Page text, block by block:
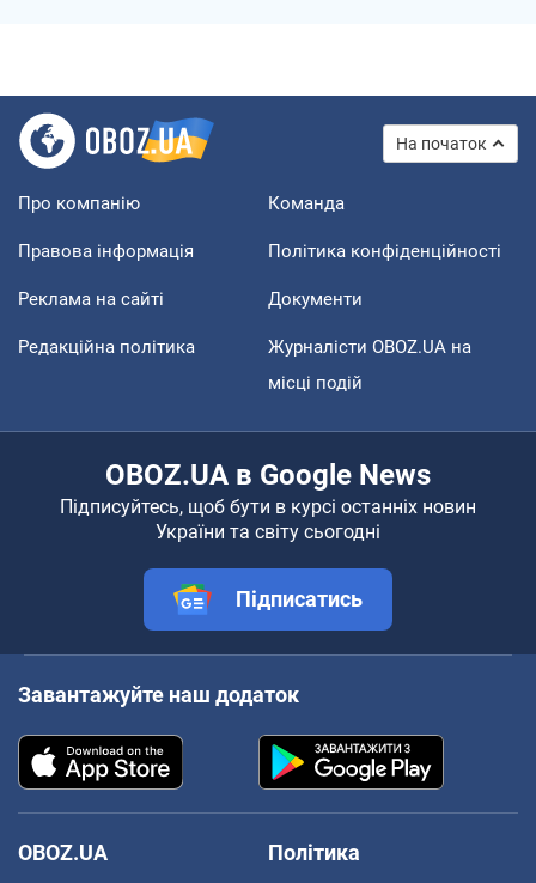
На початок
Про компанію Команда
Правова інформація Політика конфіденційності
Реклама на сайті Документи
Редакційна політика
Журналісти OBOZ.UA на
місці подій
OBOZ.UA в Google News
Підписуйтесь, щоб бути в курсі останніх новин
України та світу сьогодні
Підписатись
Завантажуйте наш додаток
OBOZ.UA
Політика